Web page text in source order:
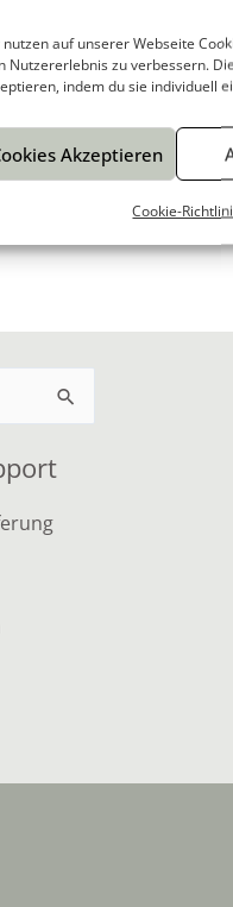
auf unserer Webseite
Nutzererlebnis zu verbessern.
indem du sie individuell
Akzeptieren
Cookie-